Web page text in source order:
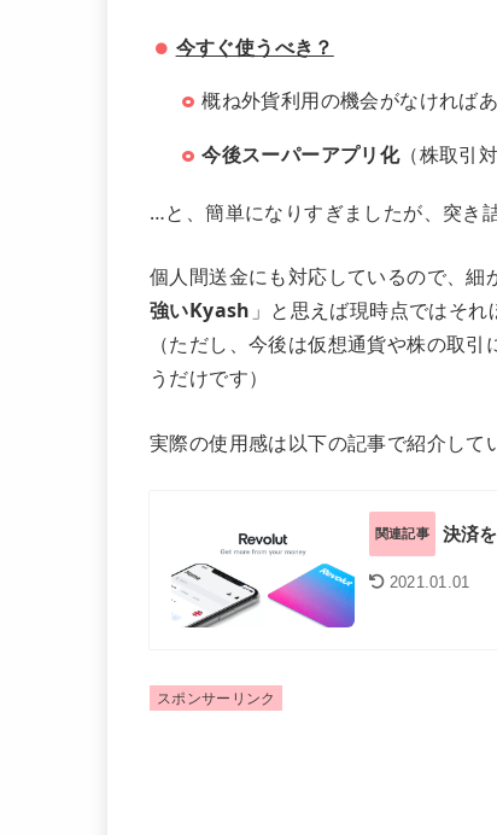
今すぐ使うべき？
概ね外貨利用の機会がなければ
今後スーパーアプリ化（株取引
…と、簡単になりすぎましたが、突き
個人間送金にも対応しているので、細
強いKyash 」と思えば現時点ではそれ
（ただし、今後は仮想通貨や株の取
うだけです）
実際の使用感は以下の記事で紹介して
関連記事 決済
2021.01.01
スポンサーリンク